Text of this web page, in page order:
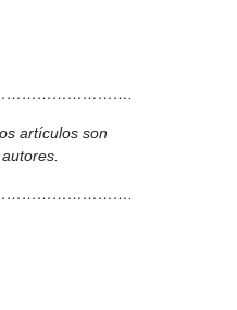
artículos son